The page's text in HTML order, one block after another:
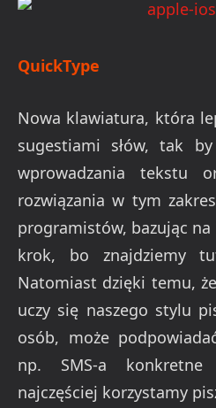
QuickType
Nowa klawiatura, która
sugestiami słów, tak
wprowadzania tekstu
rozwiązania w tym
programistów, bazując na
krok, bo znajdziemy
Natomiast dzięki temu,
uczy się naszego stylu
osób, może
np. SMS-a
najczęściej korzystamy